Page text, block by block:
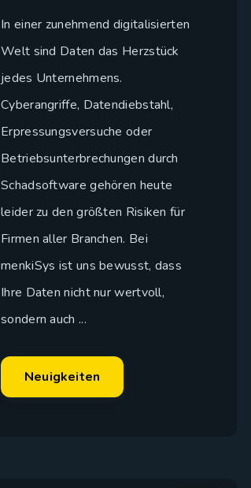
In einer zunehmend digitalisierten
Welt sind Daten das Herzstück
jedes Unternehmens.
Cyberangriffe, Datendiebstahl,
Erpressungsversuche oder
Betriebsunterbrechungen durch
Schadsoftware gehören heute
leider zu den größten Risiken für
Firmen aller Branchen. Bei
menkiSys ist uns bewusst, dass
Ihre Daten nicht nur wertvoll,
sondern auch ...
Neuigkeiten